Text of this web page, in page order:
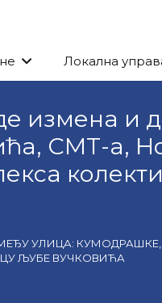
Локална
измена и
СМТ-а,
УЛИЦА:
ЉУБЕ ВУЧКОВИЋА